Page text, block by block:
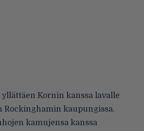
yllättäen Kornin kanssa lavalle
Rockinghamin kaupungissa.
kamujensa kanssa